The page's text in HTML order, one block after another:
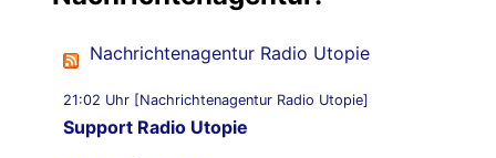
Nachrichtenagentur Radio Utopie
21:02 Uhr [Nachrichtenagentur Radio Utopie]
Support Radio Utopie